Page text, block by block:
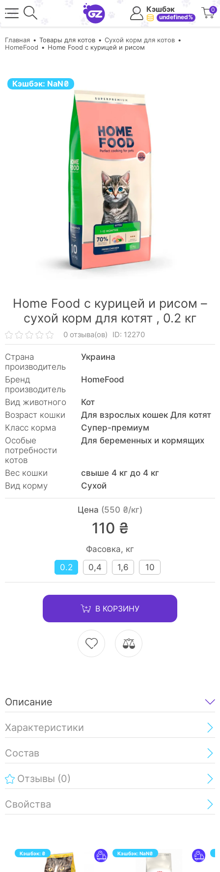
Кэшбэк
undefined%
0
Главная Товары для котов
Сухой корм для котов
HomeFood
Home Food с курицей и рисом
Кэшбэк: NaN₴
Home Food с курицей и рисом –
сухой корм для котят , 0.2 кг
0 отзыва(ов) ID: 12270
Страна
производитель
Украина
Бренд
производитель
HomeFood
Вид животного
Кот
Возраст кошки
Для взрослых кошек Для котят
Класс корма
Супер-премиум
Особые
потребности
котов
Для беременных и кормящих
Вес кошки
свыше 4 кг до 4 кг
Вид корму
Сухой
Цена (550 ₴/кг)
110 ₴
Фасовка, кг
0.2
0,4 1,6 10
В КОРЗИНУ
Описание
Характеристики
Состав
Отзывы (0)
Свойства
Кэшбэк: ₴ Кэшбэк:NaN₴